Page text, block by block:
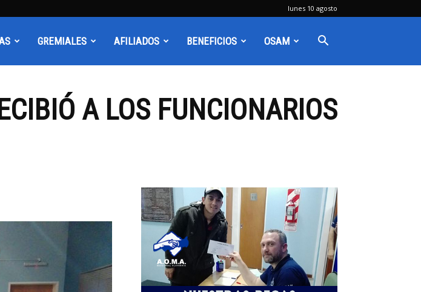
lunes 10 agosto
GREMIALES AFILIADOS BENEFICIOS OSAM
A LOS FUNCIONARIOS